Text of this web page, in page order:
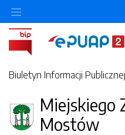
Biuletyn Informacji Publicznej
Miejskiego
Mostów